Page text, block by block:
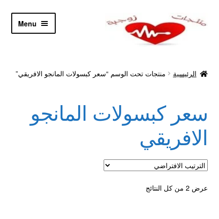
Skip
Skip
Menu
أدوية تكبير و تضخيم العضو
اتصل بنا
اتمام الطلب
ادوية تخسيس
الرئيسية منتجات تحت الوسم “سعر كبسولات المانجو الافريقي”
سعر كبسولات المانجو
الافريقي
عرض ⁦2⁩ من كل النتائج